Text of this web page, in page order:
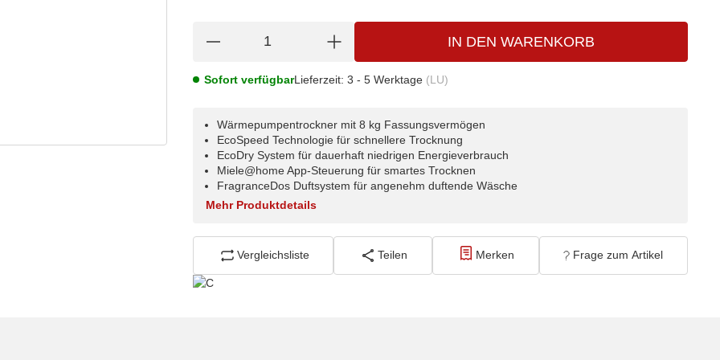
IN DEN WARENKORB
Sofort verfügbarLieferzeit: 3 - 5 Werktage (LU)
Wärmepumpentrockner mit 8 kg Fassungsvermögen
EcoSpeed Technologie für schnellere Trocknung
EcoDry System für dauerhaft niedrigen Energieverbrauch
Miele@home App-Steuerung für smartes Trocknen
FragranceDos Duftsystem für angenehm duftende Wäsche
Mehr Produktdetails
Vergleichsliste Teilen Merken Frage zum Artikel